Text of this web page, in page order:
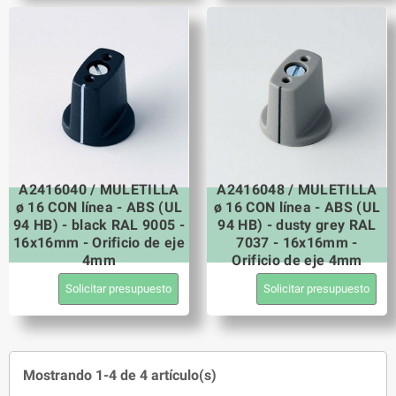
A2416040 / MULETILLA
ø 16 CON línea - ABS (UL
94 HB) - black RAL 9005 -
16x16mm - Orificio de eje
4mm
Solicitar presupuesto
A2416048 / MULETILLA
ø 16 CON línea - ABS (UL
94 HB) - dusty grey RAL
7037 - 16x16mm -
Orificio de eje 4mm
Solicitar presupuesto
Mostrando 1-4 de 4 artículo(s)